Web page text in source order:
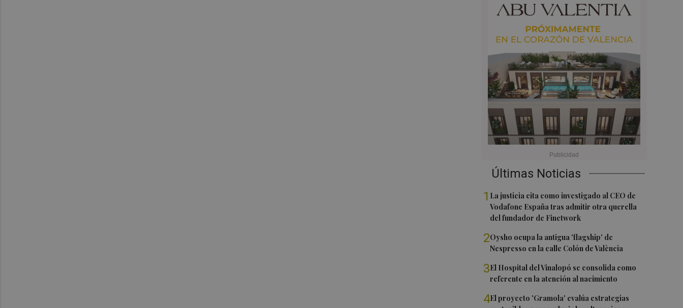
Últimas Noticias
1 La justicia cita como investigado al CEO de
Vodafone España tras admitir otra querella
del fundador de Finetwork
2Oysho ocupa la antigua 'flagship' de
Nespresso en la calle Colón de València
3El Hospital del Vinalopó se consolida como
referente en la atención al nacimiento
4El proyecto 'Gramola' evalúa estrategias